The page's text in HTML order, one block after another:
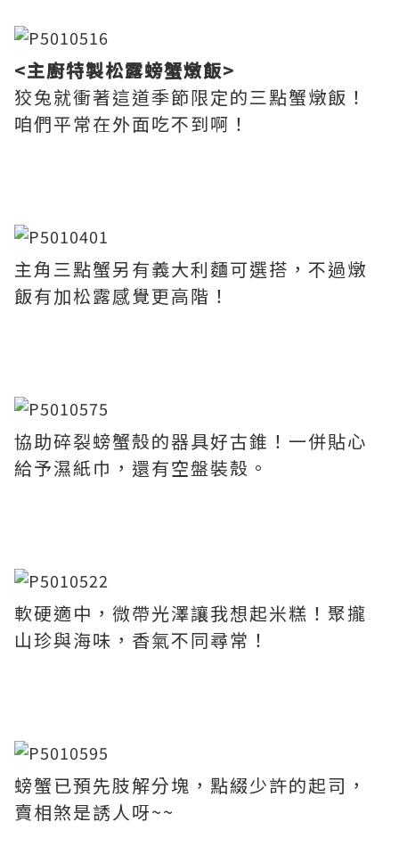
<主廚特製松露螃蟹燉飯>
狡兔就衝著這道季節限定的三點蟹燉飯！
咱們平常在外面吃不到啊！
主角三點蟹另有義大利麵可選搭，不過燉
飯有加松露感覺更高階！
協助碎裂螃蟹殼的器具好古錐！一併貼心
給予濕紙巾，還有空盤裝殼。
軟硬適中，微帶光澤讓我想起米糕！聚攏
山珍與海味，香氣不同尋常！
螃蟹已預先肢解分塊，點綴少許的起司，
賣相煞是誘人呀~~